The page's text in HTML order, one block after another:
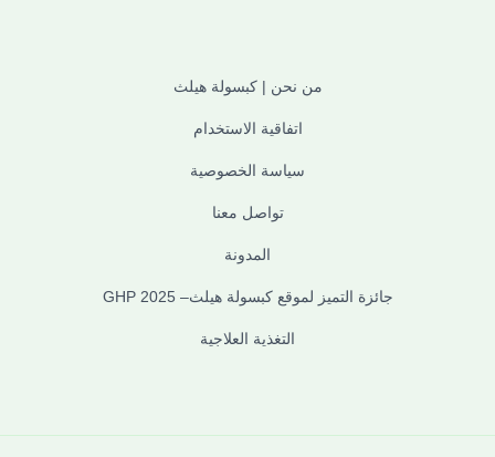
من نحن | كبسولة هيلث
اتفاقية الاستخدام
سياسة الخصوصية
تواصل معنا
المدونة
جائزة التميز لموقع كبسولة هيلث– GHP 2025
التغذية العلاجية